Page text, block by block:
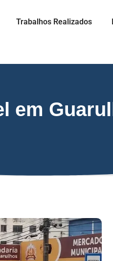
Trabalhos Realizados
em